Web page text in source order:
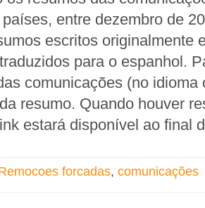
entre dezembro de
escritos originalmente
para o espanhol.
comunicações (no idioma
resumo. Quando houver
estará disponível ao final
forcadas, comunicações